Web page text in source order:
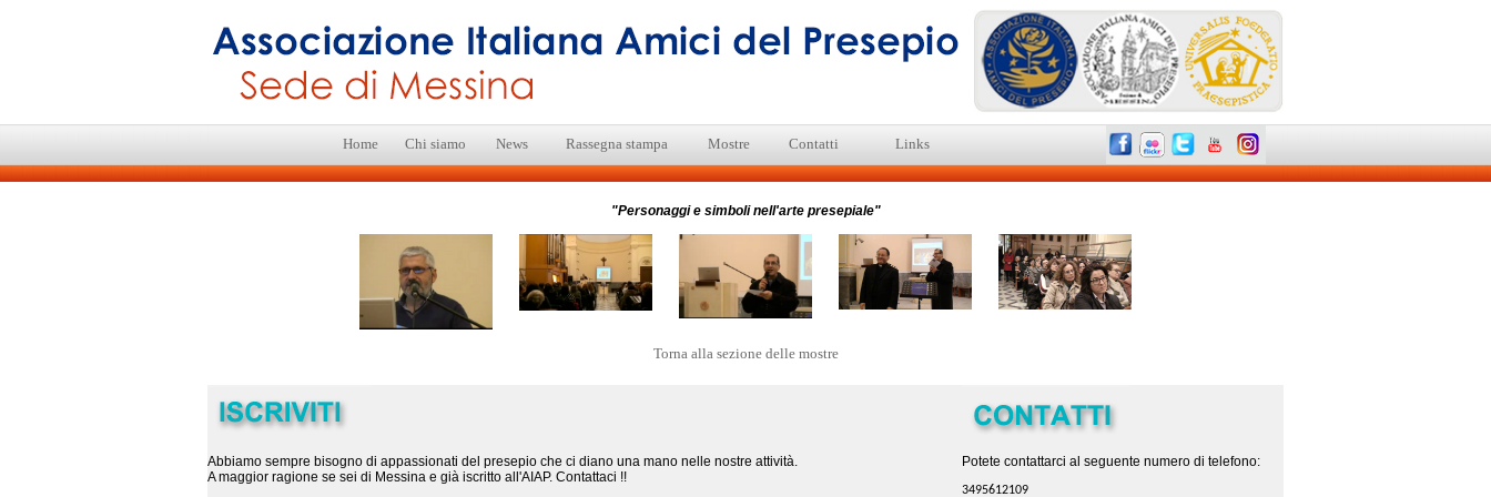
Home Chi siamo News Rassegna stampa Mostre Contatti Links
"Personaggi e simboli nell'arte presepiale"
Torna alla sezione delle mostre
Abbiamo sempre bisogno di appassionati del presepio che ci diano una mano nelle nostre attività.
A maggior ragione se sei di Messina e già iscritto all'AIAP. Contattaci !!
Potete contattarci al seguente numero di telefono:
3495612109